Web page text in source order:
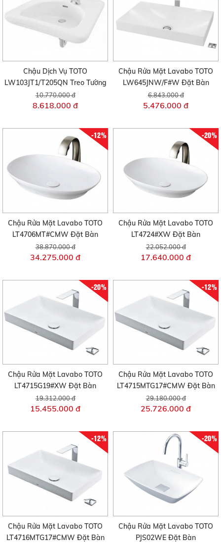
Chậu Dịch Vụ TOTO
LW103JT1/T205QN Treo Tường
10.770.000 đ
8.618.000 đ
Chậu Rửa Mặt Lavabo TOTO
LW645JNW/F#W Đặt Bàn
6.843.000 đ
5.476.000 đ
-12%
Chậu Rửa Mặt Lavabo TOTO
LT4706MT#CMW Đặt Bàn
38.870.000 đ
34.275.000 đ
-20%
Chậu Rửa Mặt Lavabo TOTO
LT4724#XW Đặt Bàn
22.052.000 đ
17.640.000 đ
-20%
Chậu Rửa Mặt Lavabo TOTO
LT4715G19#XW Đặt Bàn
19.312.000 đ
15.455.000 đ
-12%
Chậu Rửa Mặt Lavabo TOTO
LT4715MTG17#CMW Đặt Bàn
29.180.000 đ
25.726.000 đ
-12%
Chậu Rửa Mặt Lavabo TOTO
LT4716MTG17#CMW Đặt Bàn
-20%
Chậu Rửa Mặt Lavabo TOTO
PJS02WE Đặt Bàn